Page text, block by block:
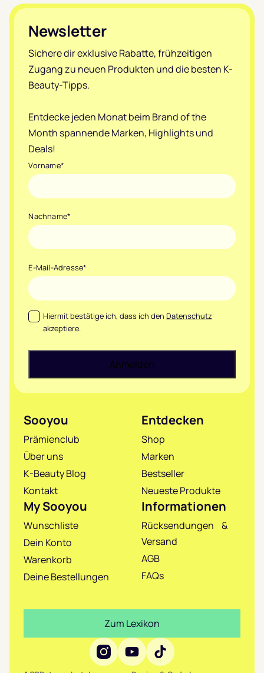
Footer
Newsletter
Sichere dir exklusive Rabatte, frühzeitigen
Zugang zu neuen Produkten und die besten K-
Beauty-Tipps.
Entdecke jeden Monat beim Brand of the
Month spannende Marken, Highlights und
Deals!
Vorname*
Nachname*
E-Mail-Adresse*
Datenschutz*
Hiermit bestätige ich, dass ich den Datenschutz
akzeptiere.
Sooyou
Prämienclub
Über uns
K-Beauty Blog
Kontakt
Entdecken
Shop
Marken
Bestseller
Neueste Produkte
My Sooyou
Wunschliste
Dein Konto
Warenkorb
Deine Bestellungen
Informationen
Rücksendungen &
Versand
AGB
FAQs
Social Media
Zum Lexikon